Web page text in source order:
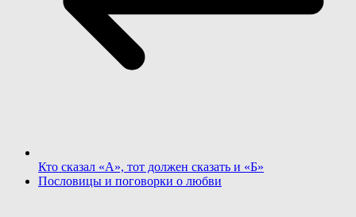
Кто сказал «А», тот должен сказать и «Б»
Пословицы и поговорки о любви